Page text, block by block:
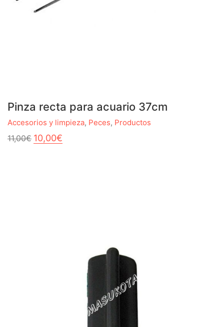
Pinza recta para acuario 37cm
Accesorios y limpieza, Peces, Productos
11,00€ El
precio
10,00€
precio